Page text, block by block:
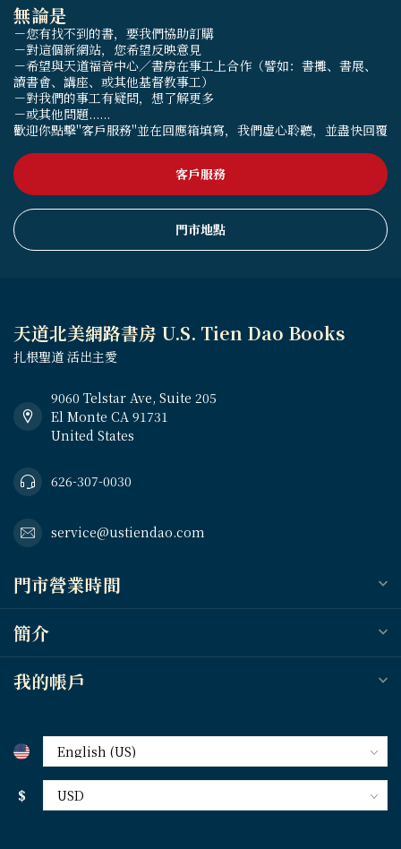
無論是
－您有找不到的書，要我們協助訂購
－對這個新網站，您希望反映意見
－希望與天道福音中心／書房在事工上合作（譬如：書攤、書展、
讀書會、講座、或其他基督教事工）
－對我們的事工有疑問，想了解更多
－或其他問題......
歡迎你點擊"客戶服務"並在回應箱填寫，我們虛心聆聽，並盡快回覆
客戶服務
門市地點
天道北美網路書房 U.S. Tien Dao Books
扎根聖道 活出主愛
9060 Telstar Ave, Suite 205
El Monte CA 91731
United States
626-307-0030
service@ustiendao.com
門市營業時間
簡介
我的帳戶
$